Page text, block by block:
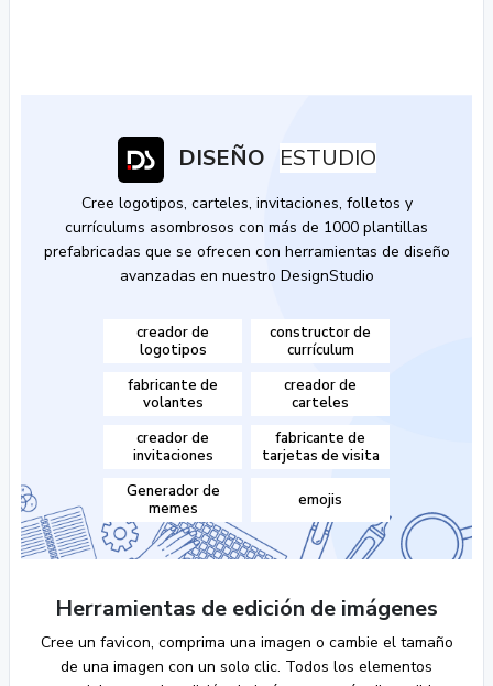
DISEÑO ESTUDIO
Cree logotipos, carteles, invitaciones, folletos y
currículums asombrosos con más de 1000 plantillas
prefabricadas que se ofrecen con herramientas de diseño
avanzadas en nuestro DesignStudio
creador de
logotipos
constructor de
currículum
fabricante de
volantes
creador de
carteles
creador de
invitaciones
fabricante de
tarjetas de visita
Generador de
memes
emojis
Herramientas de edición de imágenes
Cree un favicon, comprima una imagen o cambie el tamaño
de una imagen con un solo clic. Todos los elementos